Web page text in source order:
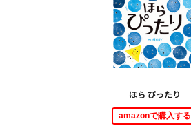
ほら ぴったり
amazonで購入する